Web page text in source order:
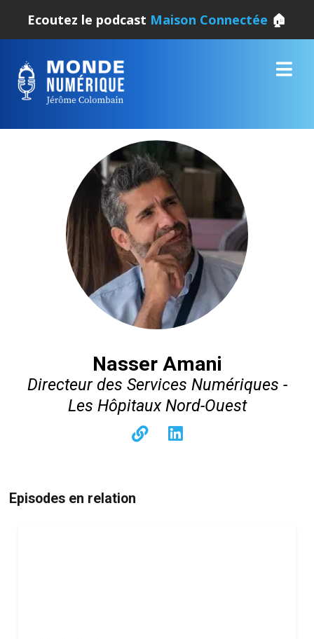
Ecoutez le podcast Maison Connectée 🏠
Nasser Amani
Directeur des Services Numériques -
Les Hôpitaux Nord-Ouest
Episodes en relation